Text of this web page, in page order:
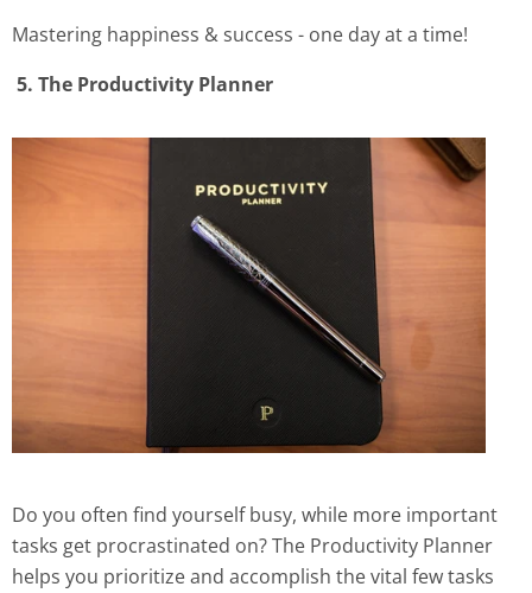
Mastering happiness & success - one day at a time!
5. The Productivity Planner
Do you often find yourself busy, while more important
tasks get procrastinated on? The Productivity Planner
helps you prioritize and accomplish the vital few tasks